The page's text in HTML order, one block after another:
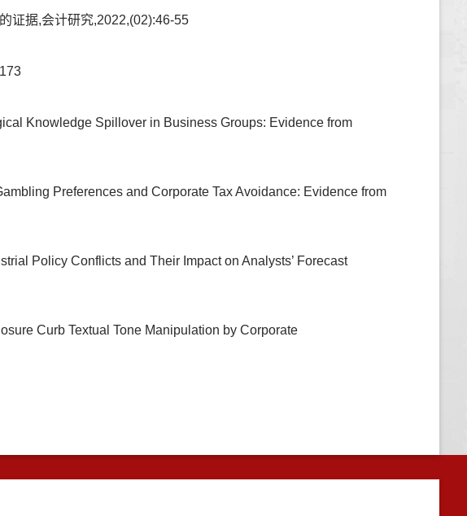
证据,会计研究,2022,(02):46-55
Knowledge Spillover in Business Groups: Evidence from
Preferences and Corporate Tax Avoidance: Evidence from
Policy Conflicts and Their Impact on Analysts’ Forecast
Curb Textual Tone Manipulation by Corporate